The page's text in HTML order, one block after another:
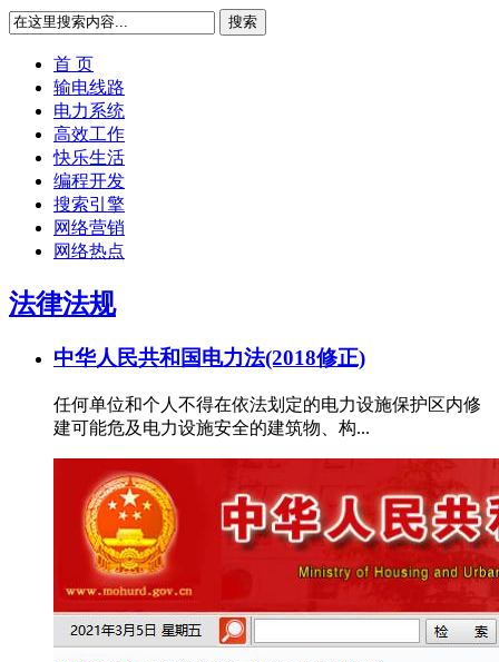
搜索
首 页
输电线路
电力系统
高效工作
快乐生活
编程开发
搜索引擎
网络营销
网络热点
法律法规
中华人民共和国电力法(2018修正)
任何单位和个人不得在依法划定的电力设施保护区内修
建可能危及电力设施安全的建筑物、构...